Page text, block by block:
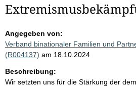
Angegeben von:
Verband binationaler Familien und
(R004137) am 18.10.2024
Beschreibung:
Wir setzten uns für die Stärkung der